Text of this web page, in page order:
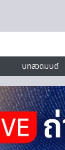
บทสวดมนต์